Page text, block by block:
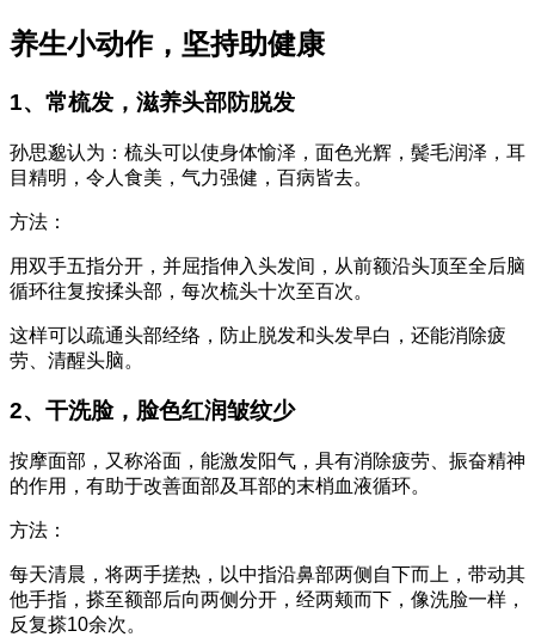
养生小动作，坚持助健康
1、常梳发，滋养头部防脱发
孙思邈认为：梳头可以使身体愉泽，面色光辉，鬓毛润泽，耳
目精明，令人食美，气力强健，百病皆去。
方法：
用双手五指分开，并屈指伸入头发间，从前额沿头顶至全后脑
循环往复按揉头部，每次梳头十次至百次。
这样可以疏通头部经络，防止脱发和头发早白，还能消除疲
劳、清醒头脑。
2、干洗脸，脸色红润皱纹少
按摩面部，又称浴面，能激发阳气，具有消除疲劳、振奋精神
的作用，有助于改善面部及耳部的末梢血液循环。
方法：
每天清晨，将两手搓热，以中指沿鼻部两侧自下而上，带动其
他手指，搽至额部后向两侧分开，经两颊而下，像洗脸一样，
反复搽10余次。